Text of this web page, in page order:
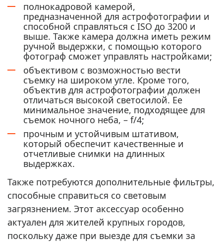
полнокадровой камерой,
предназначенной для астрофотографии и
способной справляться с ISO до 3200 и
выше. Также камера должна иметь режим
ручной выдержки, с помощью которого
фотограф сможет управлять настройками;
объективом с возможностью вести
съемку на широком угле. Кроме того,
объектив для астрофотографии должен
отличаться высокой светосилой. Ее
минимальное значение, подходящее для
съемок ночного неба, – f/4;
прочным и устойчивым штативом,
который обеспечит качественные и
отчетливые снимки на длинных
выдержках.
Также потребуются дополнительные фильтры,
способные справиться со световым
загрязнением. Этот аксессуар особенно
актуален для жителей крупных городов,
поскольку даже при выезде для съемки за